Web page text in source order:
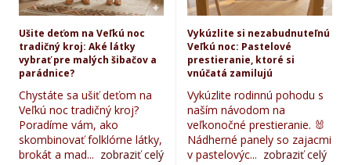
Ušite deťom na Veľkú noc
tradičný kroj: Aké látky
vybrať pre malých šibačov a
parádnice?
Chystáte sa ušiť deťom na
Veľkú noc tradičný kroj?
Poradíme vám, ako
skombinovať folklórne látky,
brokát a mad... zobraziť celý
Vykúzlite si nezabudnuteľnú
Veľkú noc: Pastelové
prestieranie, ktoré si
vnúčatá zamilujú
Vykúzlite rodinnú pohodu s
naším návodom na
veľkonočné prestieranie. 🐰
Nádherné panely so zajacmi
v pastelovýc... zobraziť celý